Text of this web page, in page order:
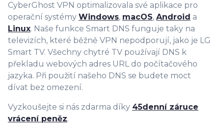
CyberGhost VPN optimalizovala své aplikace pro
operační systémy Windows, macOS, Android a
Linux. Naše funkce Smart DNS funguje taky na
televizích, které běžně VPN nepodporují, jako je LG
Smart TV. Všechny chytré TV používají DNS k
překladu webových adres URL do počítačového
jazyka. Při použití našeho DNS se budete moct
dívat bez omezení.
Vyzkoušejte si nás zdarma díky 45denní záruce
vrácení peněz.